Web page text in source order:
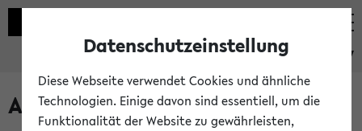
eKVV
Anmeldung am eKVV
Datenschutzeinstellung
Diese Webseite verwendet Cookies und ähnliche
Technologien. Einige davon sind essentiell, um die
Funktionalität der Website zu gewährleisten,